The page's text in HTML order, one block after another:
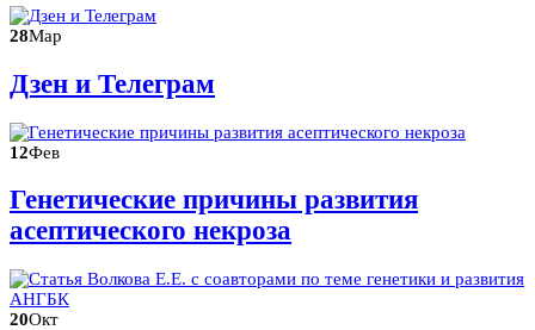
28Мар
Дзен и Телеграм
12Фев
Генетические причины развития
асептического некроза
20Окт